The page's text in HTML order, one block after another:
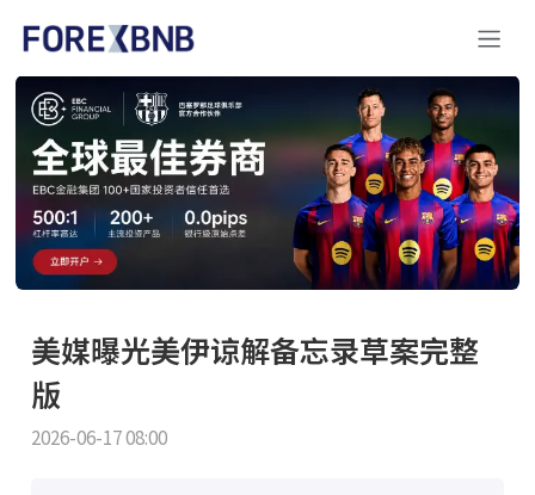
美媒曝光美伊谅解备忘录草案完整
版
2026-06-17 08:00